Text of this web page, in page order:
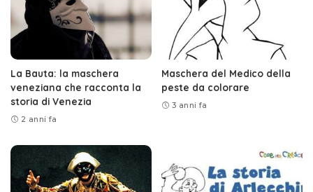
La Bauta: la maschera
veneziana che racconta la
storia di Venezia
2 anni fa
Maschera del Medico della
peste da colorare
3 anni fa